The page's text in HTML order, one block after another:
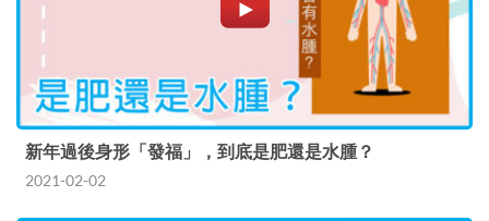
新年過後身形「發福」，到底是肥還是水腫？
2021-02-02